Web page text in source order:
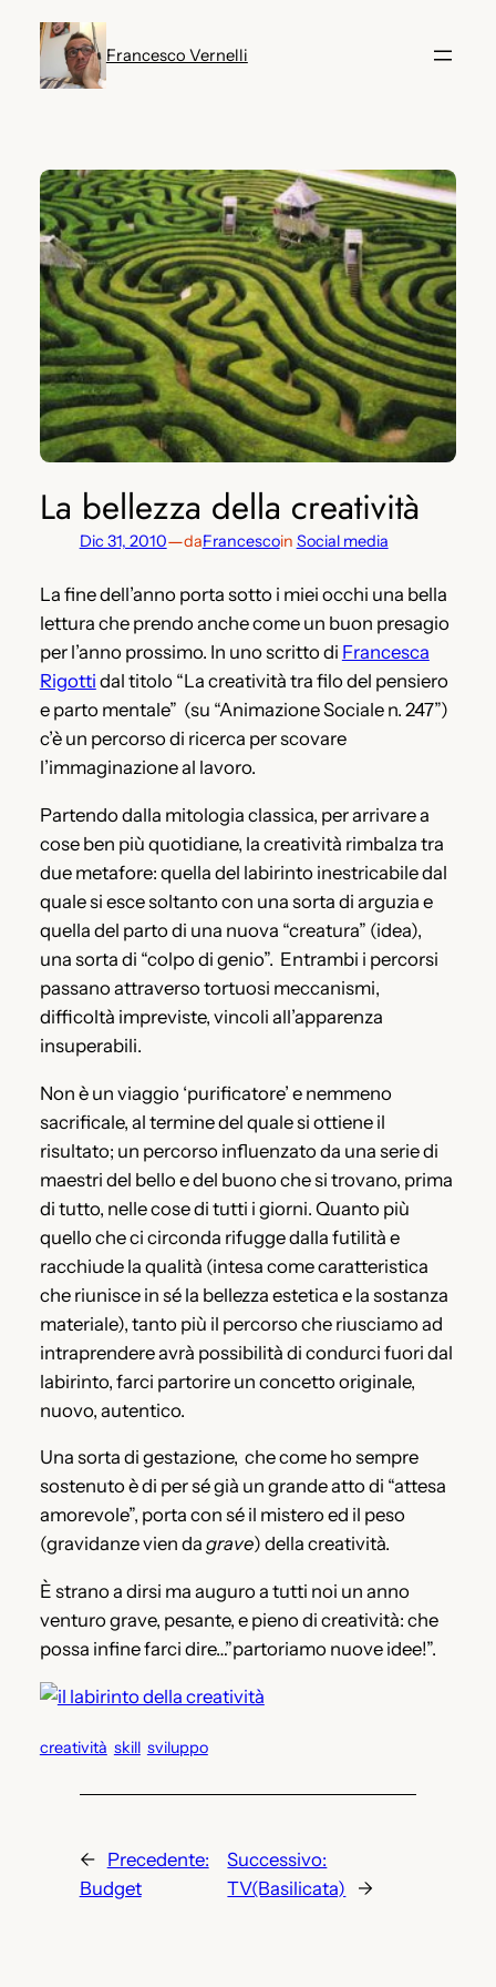
contenuto
Francesco Vernelli
La bellezza della creatività
Dic 31, 2010—daFrancescoin Social media
La fine dell’anno porta sotto i miei occhi una bella
lettura che prendo anche come un buon presagio
per l’anno prossimo. In uno scritto di Francesca
Rigotti dal titolo “La creatività tra filo del pensiero
e parto mentale” (su “Animazione Sociale n. 247”)
c’è un percorso di ricerca per scovare
l’immaginazione al lavoro.
Partendo dalla mitologia classica, per arrivare a
cose ben più quotidiane, la creatività rimbalza tra
due metafore: quella del labirinto inestricabile dal
quale si esce soltanto con una sorta di arguzia e
quella del parto di una nuova “creatura” (idea),
una sorta di “colpo di genio”. Entrambi i percorsi
passano attraverso tortuosi meccanismi,
difficoltà impreviste, vincoli all’apparenza
insuperabili.
Non è un viaggio ‘purificatore’ e nemmeno
sacrificale, al termine del quale si ottiene il
risultato; un percorso influenzato da una serie di
maestri del bello e del buono che si trovano, prima
di tutto, nelle cose di tutti i giorni. Quanto più
quello che ci circonda rifugge dalla futilità e
racchiude la qualità (intesa come caratteristica
che riunisce in sé la bellezza estetica e la sostanza
materiale), tanto più il percorso che riusciamo ad
intraprendere avrà possibilità di condurci fuori dal
labirinto, farci partorire un concetto originale,
nuovo, autentico.
Una sorta di gestazione, che come ho sempre
sostenuto è di per sé già un grande atto di “attesa
amorevole”, porta con sé il mistero ed il peso
(gravidanze vien da grave) della creatività.
È strano a dirsi ma auguro a tutti noi un anno
venturo grave, pesante, e pieno di creatività: che
possa infine farci dire…”partoriamo nuove idee!”.
creatività skill sviluppo
←
Precedente:
Budget
Successivo:
TV(Basilicata)
→